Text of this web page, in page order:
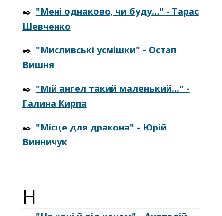
✒️ "Мені однаково, чи буду…" - Тарас
Шевченко
✒️ "Мисливські усмішки" - Остап
Вишня
✒️ "Мій ангел такий маленький..." -
Галина Кирпа
✒️ "Місце для дракона" - Юрій
Винничук
Н